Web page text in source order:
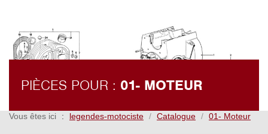
PIÈCES POUR : 01- MOTEUR
Vous êtes ici legendes-motociste Catalogue 01- Moteur